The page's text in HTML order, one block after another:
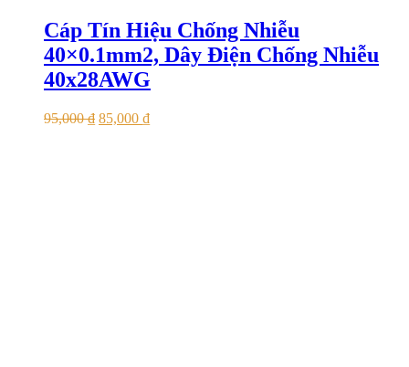
Cáp Tín Hiệu Chống Nhiễu
40×0.1mm2, Dây Điện Chống Nhiễu
40x28AWG
95,000₫ 85,000 ₫